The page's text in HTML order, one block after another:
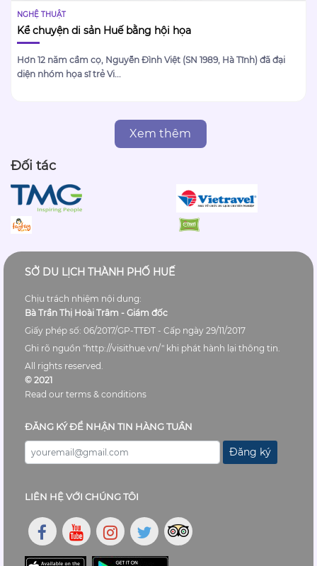
NGHỆ THUẬT
Kể chuyện di sản Huế bằng hội họa
Hơn 12 năm cầm cọ, Nguyễn Đình Việt (SN 1989, Hà Tĩnh) đã đại
diện nhóm họa sĩ trẻ Vi...
Xem thêm
Đối tác
SỞ DU LỊCH THÀNH PHỐ HUẾ
Chịu trách nhiệm nội dung:
Bà Trần Thị Hoài Trâm - Giám đốc
Giấy phép số: 06/2017/GP-TTĐT - Cấp ngày 29/11/2017
Ghi rõ nguồn "http://visithue.vn/" khi phát hành lại thông tin.
All rights reserved.
© 2021
Read our terms & conditions
ĐĂNG KÝ ĐỂ NHẬN TIN HÀNG TUẦN
Đăng ký
LIÊN HỆ VỚI CHÚNG TÔI